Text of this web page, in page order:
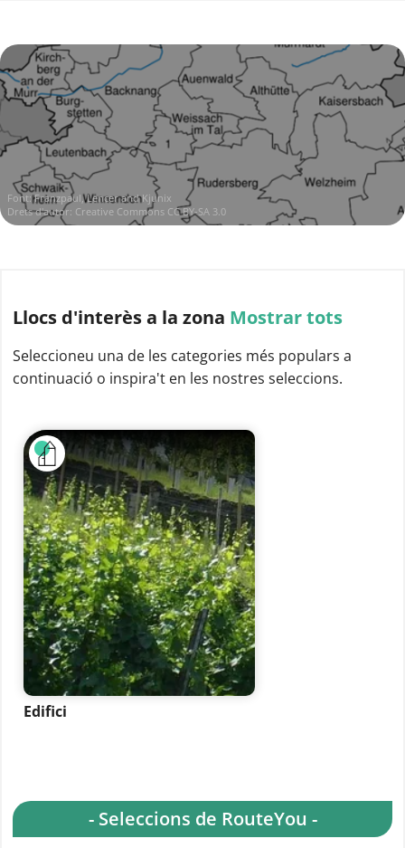
Font:Franzpaul, Lencer and Kjunix
Drets d'autor: Creative Commons CC BY-SA 3.0
Llocs d'interèsa la zona Mostrar tots
Seleccioneu una de les categories més populars a
continuació o inspira't en les nostres seleccions.
Edifici
- Seleccions de RouteYou -